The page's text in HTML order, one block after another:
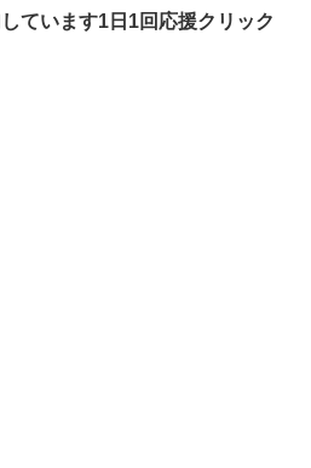
ています1日1回応援クリック